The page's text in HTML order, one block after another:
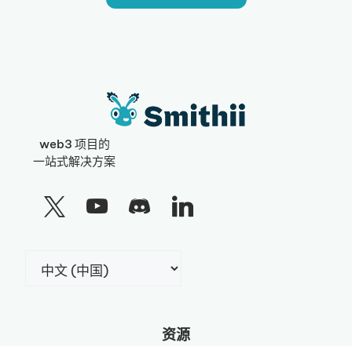
web3 项目的
一站式解决方案
资源